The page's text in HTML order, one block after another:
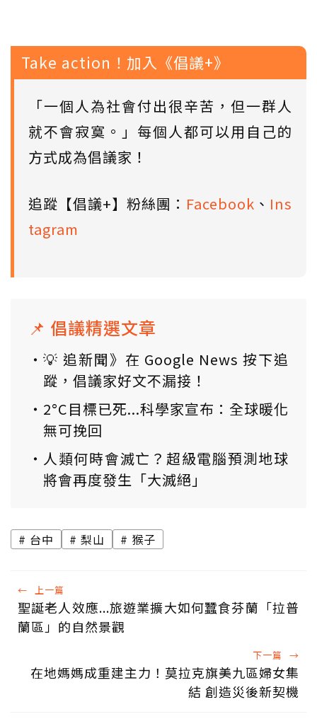
Take action！加入《倡議+》
「一個人為社會付出很辛苦，但一群人
就不會寂寞。」每個人都可以用自己的
方式成為倡議家！
追蹤【倡議+】粉絲團： Facebook 、 Ins
tagram
📌 倡議精選文章
💡 追新聞》在 Google News 按下追
蹤，倡議家好文不漏接！
2°C目標已死...科學家宣布：全球暖化
無可挽回
人類何時會滅亡？超級電腦預測地球
將會再度發生「大滅絕」
台中 梨山 猴子
← 上一篇
聖誕老人效應...旅遊業擴大如何蠶食芬蘭「拉普
蘭區」的自然景觀
下一篇 →
在地媽媽成重建主力！莫拉克旗美九區婦女集
結 創造災後新契機